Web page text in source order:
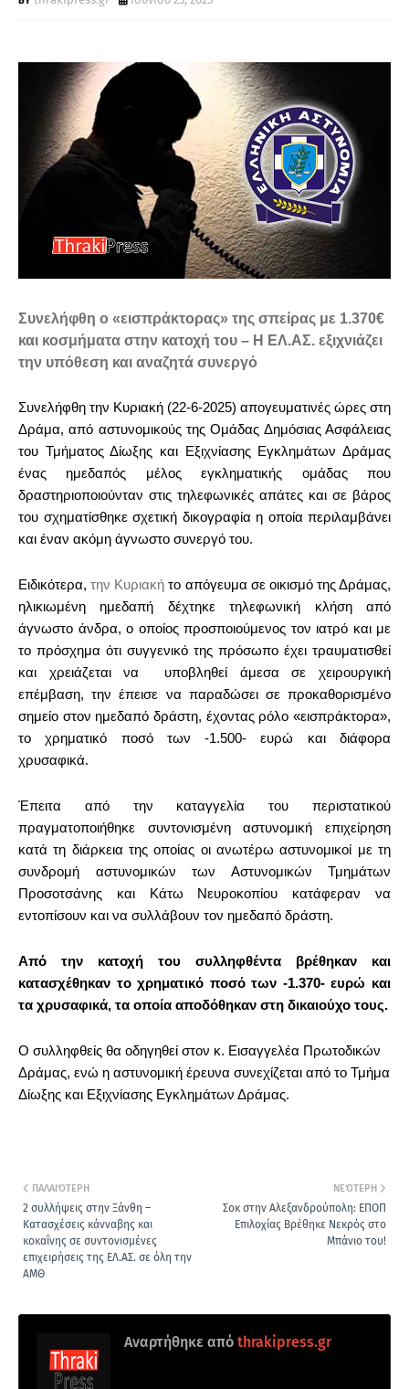
Τ
Συνελήφθη ο «εισπράκτορας» της σπείρας με 1.370€
και κοσμήματα στην κατοχή του – Η ΕΛ.ΑΣ. εξιχνιάζει
την υπόθεση και αναζητά συνεργό
Συνελήφθη την Κυριακή (22-6-2025) απογευματινές ώρες στη
Δράμα, από αστυνομικούς της Ομάδας Δημόσιας Ασφάλειας
του Τμήματος Δίωξης και Εξιχνίασης Εγκλημάτων Δράμας
ένας ημεδαπός μέλος εγκληματικής ομάδας που
δραστηριοποιούνταν στις τηλεφωνικές απάτες και σε βάρος
του σχηματίσθηκε σχετική δικογραφία η οποία περιλαμβάνει
και έναν ακόμη άγνωστο συνεργό του.
Ειδικότερα,την Κυριακήτο απόγευμα σε οικισμό της Δράμας,
ηλικιωμένη ημεδαπή δέχτηκε τηλεφωνική κλήση από
άγνωστο άνδρα, ο οποίος προσποιούμενος τον ιατρό και με
το πρόσχημα ότι συγγενικό της πρόσωπο έχει τραυματισθεί
και χρειάζεται να
υποβληθεί άμεσα σε χειρουργική
επέμβαση, την έπεισε να παραδώσει σε προκαθορισμένο
σημείο στον ημεδαπό δράστη, έχοντας ρόλο «εισπράκτορα»,
το χρηματικό ποσό των -1.500- ευρώ και διάφορα
χρυσαφικά.
Έπειτα από την καταγγελία του περιστατικού
πραγματοποιήθηκε συντονισμένη αστυνομική επιχείρηση
κατά τη διάρκεια της οποίας οι ανωτέρω αστυνομικοί με τη
συνδρομή αστυνομικών των Αστυνομικών Τμημάτων
Προσοτσάνης και Κάτω Νευροκοπίου κατάφεραν να
εντοπίσουν και να συλλάβουν τον ημεδαπό δράστη.
Από την κατοχή του συλληφθέντα βρέθηκαν και
κατασχέθηκαν το χρηματικό ποσό των -1.370- ευρώ και
τα χρυσαφικά, τα οποία αποδόθηκαν στη δικαιούχο τους.
Ο συλληφθείς θα οδηγηθεί στον κ. Εισαγγελέα Πρωτοδικών
Δράμας, ενώ η αστυνομική έρευνα συνεχίζεται από το Τμήμα
Δίωξης και Εξιχνίασης Εγκλημάτων Δράμας.
ΝΕΌΤΕΡΗ
Σοκ στην Αλεξανδρούπολη: ΕΠΟΠ
Επιλοχίας Βρέθηκε Νεκρός στο
Μπάνιο του!
ΠΑΛΑΙΌΤΕΡΗ
2 συλλήψεις στην Ξάνθη –
Κατασχέσεις κάνναβης και
κοκαΐνης σε συντονισμένες
επιχειρήσεις της ΕΛ.ΑΣ. σε όλη την
ΑΜΘ
Αναρτήθηκε από thrakipress.gr